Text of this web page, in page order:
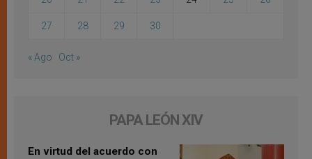
27 28 29 30
« Ago Oct »
PAPA LEÓN XIV
En virtud del acuerdo con